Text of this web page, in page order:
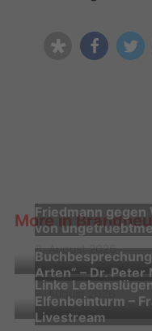
More in
Friedmann gegen
von
3. August 2026
Arten” – Dr. Peter
2. August 2026
Linke
Elfenbeinturm –
Livestream